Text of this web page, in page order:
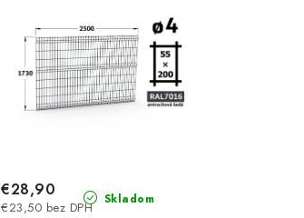
Skladom
€23,50 bez DPH
€28,90